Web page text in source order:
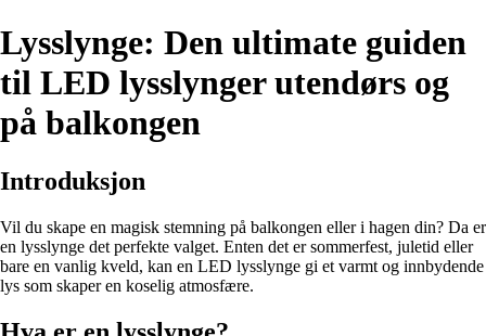
Lysslynge: Den ultimate guiden
til LED lysslynger utendørs og
på balkongen
Introduksjon
Vil du skape en magisk stemning på balkongen eller i hagen din? Da er
en lysslynge det perfekte valget. Enten det er sommerfest, juletid eller
bare en vanlig kveld, kan en LED lysslynge gi et varmt og innbydende
lys som skaper en koselig atmosfære.